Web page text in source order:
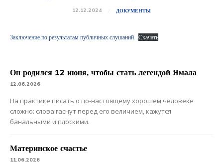
12.12.2024 ДОКУМЕНТЫ
Заключение по результатам публичных слушаний Скачать
Он родился 12 июня, чтобы стать легендой Ямала
12.06.2026
На практике писать о по-настоящему хорошем человеке
сложно: слова гаснут перед его величием, кажутся
банальными и плоскими.
Материнское счастье
11.06.2026